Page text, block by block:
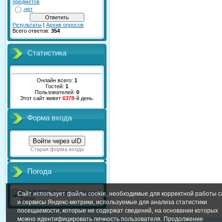
предметов
нет
Результаты | Архив опросов
Всего ответов: 354
Статистика
Онлайн всего: 1
Гостей: 1
Пользователей: 0
Этот сайт живет 6378-й день.
Форма входа
Войти через uID
Старая форма входа
Погода
Сайт использует файлы cookie, необходимые для корректной работы
и сервисы Яндекс-метрики, используемые для анализа статистики
посещаемости, которые не содержат сведений, на основании которых
можно идентифицировать личность пользователя. Продолжение